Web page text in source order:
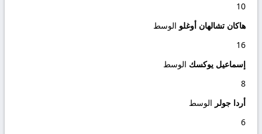
10
هاكان تشالهان أوغلو الوسط
16
إسماعيل يوكسك الوسط
8
أردا جولر الوسط
6